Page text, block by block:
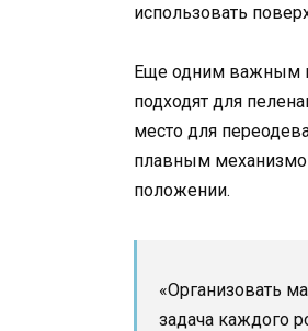
использовать
Еще одним важным
подходят для
место для
плавным
положении.
«Организовать
задача каждого